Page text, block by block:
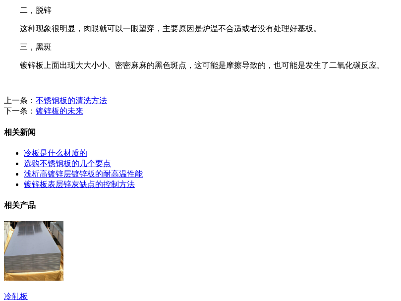
二，脱锌
这种现象很明显，肉眼就可以一眼望穿，主要原因是炉温不合适或者没有处理好基板。
三，黑斑
镀锌板上面出现大大小小、密密麻麻的黑色斑点，这可能是摩擦导致的，也可能是发生了二氧化碳反应。
上一条： 不锈钢板的清洗方法
下一条： 镀锌板的未来
相关新闻
冷板是什么材质的
选购不锈钢板的几个要点
浅析高镀锌层镀锌板的耐高温性能
镀锌板表层锌灰缺点的控制方法
相关产品
冷轧板